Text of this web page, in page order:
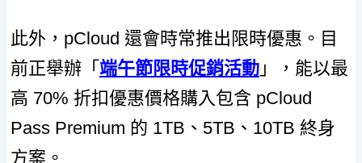
此外，pCloud 還會時常推出限時優惠。目
前正舉辦「 端午節限時促銷活動 」，能以最
高 70% 折扣優惠價格購入包含 pCloud
Pass Premium 的 1TB、5TB、10TB 終身
方案。